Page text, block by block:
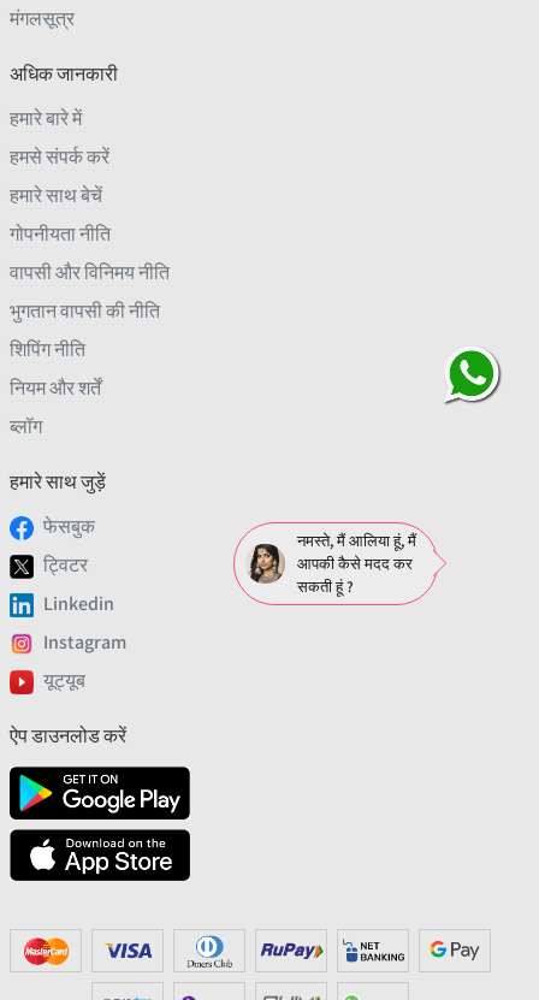
मंगलसूत्र
अधिक जानकारी
हमारे बारे में
हमसे संपर्क करें
हमारे साथ बेचें
गोपनीयता नीति
वापसी और विनिमय नीति
भुगतान वापसी की नीति
शिपिंग नीति
नियम और शर्तें
ब्लॉग
हमारे साथ जुड़ें
फेसबुक
ट्विटर
Linkedin
Instagram
यूट्यूब
ऐप डाउनलोड करें
नमस्ते, मैं आलिया हूं, मैं
आपकी कैसे मदद कर
सकती हूं ?